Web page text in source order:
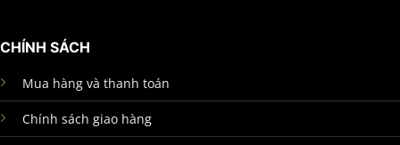
CHÍNH SÁCH
Mua hàng và thanh toán
Chính sách giao hàng